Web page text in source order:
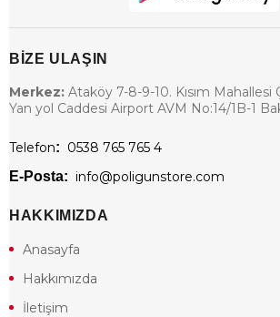
BİZE ULAŞIN
Merkez: Ataköy 7-8-9-10. Kısım
Yan yol Caddesi Airport AVM No:14/1B-1
Telefon: 0538 765 765 4
E-Posta: info@poligunstore.com
HAKKIMIZDA
Anasayfa
Hakkımızda
İletişim